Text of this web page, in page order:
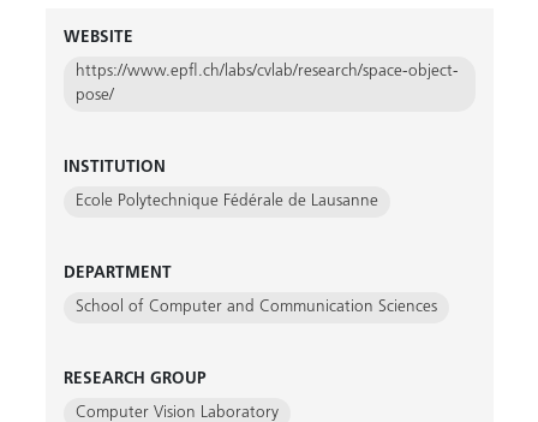
WEBSITE
https://www.epfl.ch/labs/cvlab/research/space-object-
pose/
INSTITUTION
Ecole Polytechnique Fédérale de Lausanne
DEPARTMENT
School of Computer and Communication Sciences
RESEARCH GROUP
Computer Vision Laboratory